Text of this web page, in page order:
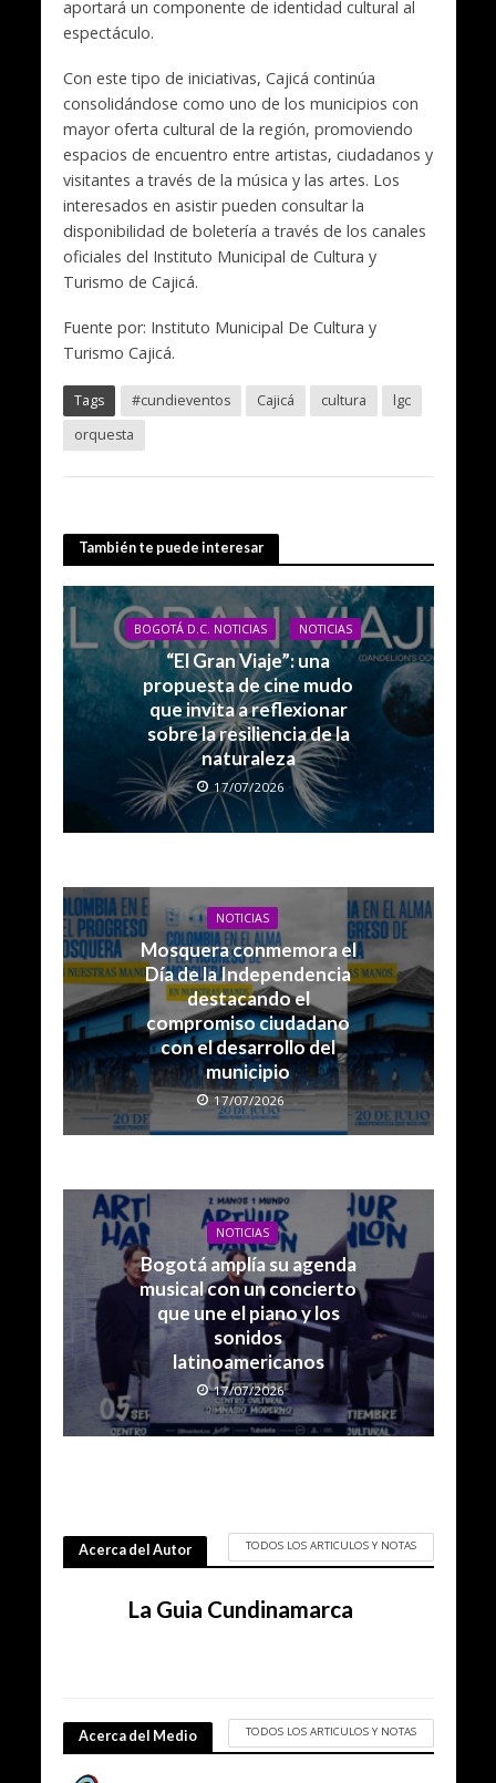
aportará un componente de identidad cultural al
espectáculo.
Con este tipo de iniciativas, Cajicá continúa
consolidándose como uno de los municipios con
mayor oferta cultural de la región, promoviendo
espacios de encuentro entre artistas, ciudadanos y
visitantes a través de la música y las artes. Los
interesados en asistir pueden consultar la
disponibilidad de boletería a través de los canales
oficiales del Instituto Municipal de Cultura y
Turismo de Cajicá.
Fuente por: Instituto Municipal De Cultura y
Turismo Cajicá.
Tags #cundieventos Cajicá cultura
lgc
orquesta
También te puede interesar
BOGOTÁ D.C. NOTICIAS NOTICIAS
“El Gran Viaje”: una
propuesta de cine mudo
que invita a reflexionar
sobre la resiliencia de la
naturaleza
17/07/2026
NOTICIAS
Mosquera conmemora el
Día de la Independencia
destacando el
compromiso ciudadano
con el desarrollo del
municipio
17/07/2026
NOTICIAS
Bogotá amplía su agenda
musical con un concierto
que une el piano y los
sonidos
latinoamericanos
17/07/2026
Acerca del Autor TODOS LOS ARTICULOS Y NOTAS
La Guia Cundinamarca
Acerca del Medio TODOS LOS ARTICULOS Y NOTAS